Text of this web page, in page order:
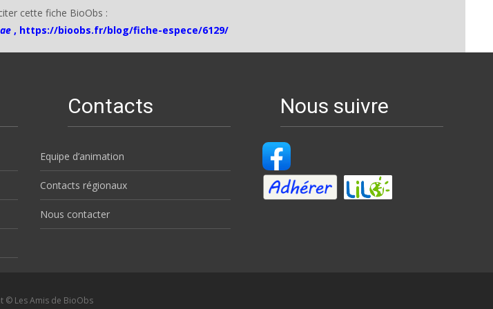
cette fiche BioObs :
, https://bioobs.fr/blog/fiche-espece/6129/
Contacts
Equipe d’animation
Contacts régionaux
Nous contacter
Nous suivre
© Les Amis de BioObs